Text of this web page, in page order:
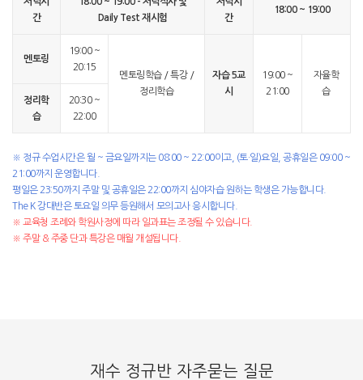
간
Daily Test 재시험
간
18:00 ~ 19:00
멘토링
19:00 ~
20:15
멘토링학습 / 특강 /
정리학습
자습 5교
시
19:00 ~
21:00
자율학
습
정리학
습
20:30 ~
22:00
※ 정규 수업시간은 월 ~ 금요일까지는 08:00 ~ 22:00이고, (토·일)요일, 공휴일은 09:00 ~
21:00까지 운영합니다.
평일은 23:50까지 주말 및 공휴일은 22:00까지 심야자습 원하는 학생은 가능합니다.
The K 강대반은 토요일 의무 등원해서 모의고사 응시합니다.
※ 교육청 조례와 학원사정에 따라 일과표는 조정될 수 있습니다.
※ 주말 & 주중 단과 특강은 매월 개설됩니다.
재수 정규반 자주묻는 질문